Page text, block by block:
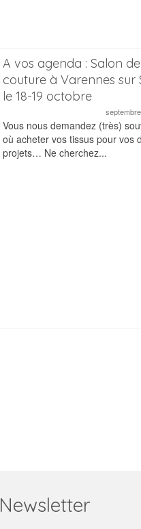
A vos agenda : Salon
couture à Varennes sur
le 18-19 octobre
Vous nous demandez (très)
où acheter vos tissus pour vos
projets… Ne cherchez...
Newsletter